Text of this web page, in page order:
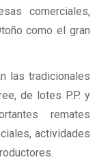
comerciales,
como el gran
las tradicionales
de lotes P.P. y
remates
actividades